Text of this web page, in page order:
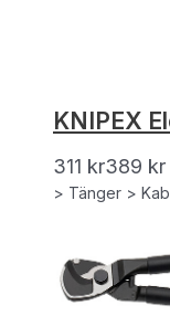
KNIPEX
311 kr389 kr
> Tänger >